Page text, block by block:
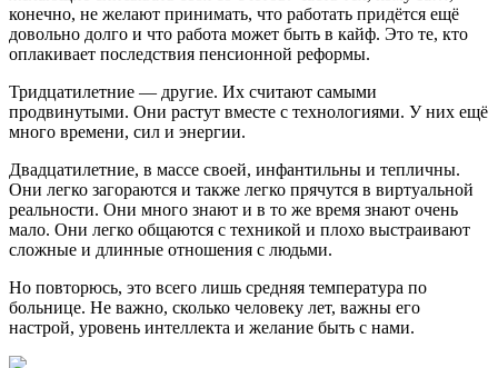
конечно, не желают принимать, что работать придётся ещё
довольно долго и что работа может быть в кайф. Это те, кто
оплакивает последствия пенсионной реформы.
Тридцатилетние — другие. Их считают самыми
продвинутыми. Они растут вместе с технологиями. У них ещё
много времени, сил и энергии.
Двадцатилетние, в массе своей, инфантильны и тепличны.
Они легко загораются и также легко прячутся в виртуальной
реальности. Они много знают и в то же время знают очень
мало. Они легко общаются с техникой и плохо выстраивают
сложные и длинные отношения с людьми.
Но повторюсь, это всего лишь средняя температура по
больнице. Не важно, сколько человеку лет, важны его
настрой, уровень интеллекта и желание быть с нами.